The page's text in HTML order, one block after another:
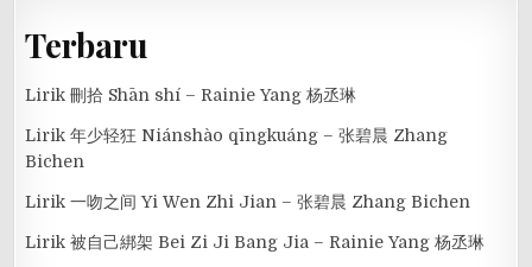
Terbaru
Lirik 刪拾 Shān shí – Rainie Yang 杨丞琳
Lirik 年少轻狂 Niánshào qīngkuáng – 张碧晨 Zhang
Bichen
Lirik 一吻之间 Yi Wen Zhi Jian – 张碧晨 Zhang Bichen
Lirik 被自己綁架 Bei Zi Ji Bang Jia – Rainie Yang 杨丞琳